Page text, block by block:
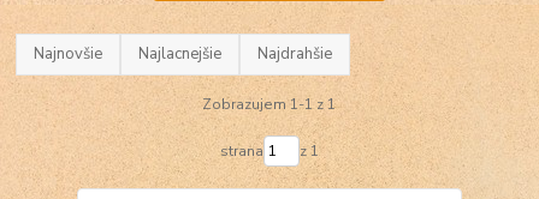
Najnovšie Najlacnejšie Najdrahšie
Zobrazujem 1-1 z 1
strana z 1